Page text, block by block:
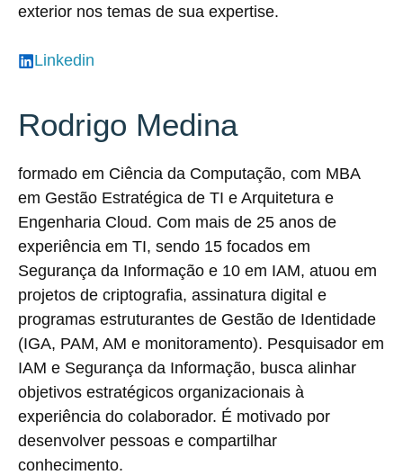
exterior nos temas de sua expertise.
Linkedin
Rodrigo Medina
formado em Ciência da Computação, com MBA
em Gestão Estratégica de TI e Arquitetura e
Engenharia Cloud. Com mais de 25 anos de
experiência em TI, sendo 15 focados em
Segurança da Informação e 10 em IAM, atuou em
projetos de criptografia, assinatura digital e
programas estruturantes de Gestão de Identidade
(IGA, PAM, AM e monitoramento). Pesquisador em
IAM e Segurança da Informação, busca alinhar
objetivos estratégicos organizacionais à
experiência do colaborador. É motivado por
desenvolver pessoas e compartilhar
conhecimento.